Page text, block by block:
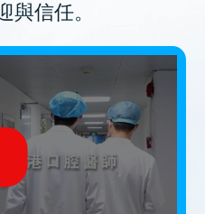
與信任。